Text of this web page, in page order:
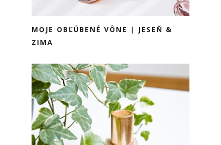
MOJE OBĽÚBENÉ VÔNE | JESEŇ &
ZIMA